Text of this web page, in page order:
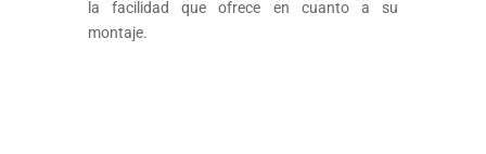
la facilidad que ofrece en cuanto a su
montaje.